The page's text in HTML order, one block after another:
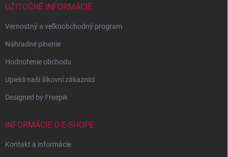
UŽITOČNÉ INFORMÁCIE
Vernostný a veľkoobchodný program
Náhradné plnenie
Hodnotenie obchodu
Upiekli naši šikovní zákazníci
Designed by Freepik
INFORMÁCIE O E-SHOPE
Kontakt a informácie